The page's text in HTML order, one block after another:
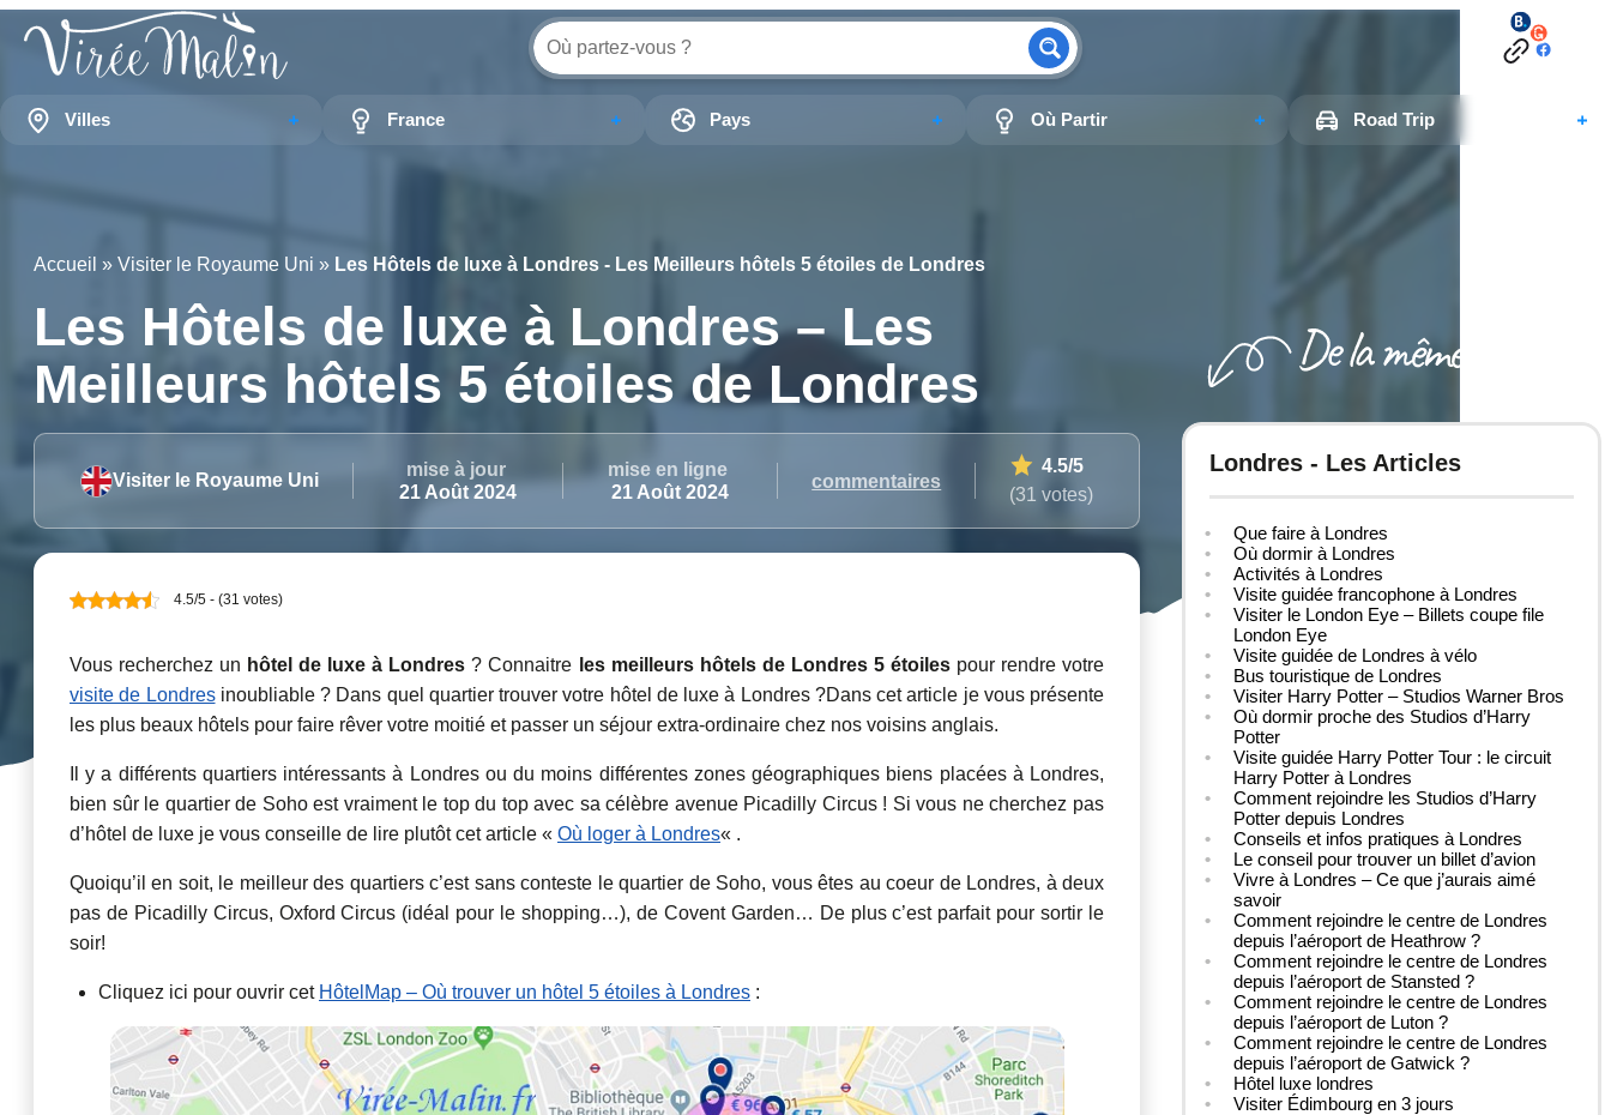
Villes France Pays Où Partir Road Trip
Accueil » Visiter le Royaume Uni » Les Hôtels de luxe à Londres - Les Meilleurs hôtels 5 étoiles de Londres
Les Hôtels de luxe à Londres – Les
Meilleurs hôtels 5 étoiles de Londres
Visiter le Royaume Uni
mise à jour
21 Août 2024
mise en ligne
21 Août 2024
commentaires
4.5/5
(31 votes)
4.5/5 - (31 votes)
Vous recherchez un hôtel de luxe à Londres ? Connaitre les meilleurs hôtels de Londres 5 étoilespour rendre votre
visite de Londresinoubliable ? Dans quel quartier trouver votre hôtel de luxe à Londres ?Dans cet article je vous présente
les plus beaux hôtels pour faire rêver votre moitié et passer un séjour extra-ordinaire chez nos voisins anglais.
Il y a différents quartiers intéressants à Londres ou du moins différentes zones géographiques biens placées à Londres,
bien sûr le quartier de Soho est vraiment le top du top avec sa célèbre avenue Picadilly Circus ! Si vous ne cherchez pas
d’hôtel de luxe je vous conseille de lire plutôt cet article « Où loger à Londres« .
Quoiqu’il en soit, le meilleur des quartiers c’est sans conteste le quartier de Soho, vous êtes au coeur de Londres, à deux
pas de Picadilly Circus, Oxford Circus (idéal pour le shopping…), de Covent Garden… De plus c’est parfait pour sortir le
soir!
Cliquez ici pour ouvrir cet HôtelMap – Où trouver un hôtel 5 étoiles à Londres :
Londres - Les Articles
Que faire à Londres
Où dormir à Londres
Activités à Londres
Visite guidée francophone à Londres
Visiter le London Eye – Billets coupe file
London Eye
Visite guidée de Londres à vélo
Bus touristique de Londres
Visiter Harry Potter – Studios Warner Bros
Où dormir proche des Studios d’Harry
Potter
Visite guidée Harry Potter Tour : le circuit
Harry Potter à Londres
Comment rejoindre les Studios d’Harry
Potter depuis Londres
Conseils et infos pratiques à Londres
Le conseil pour trouver un billet d’avion
Vivre à Londres – Ce que j’aurais aimé
savoir
Comment rejoindre le centre de Londres
depuis l’aéroport de Heathrow ?
Comment rejoindre le centre de Londres
depuis l’aéroport de Stansted ?
Comment rejoindre le centre de Londres
depuis l’aéroport de Luton ?
Comment rejoindre le centre de Londres
depuis l’aéroport de Gatwick ?
Hôtel luxe londres
Visiter Édimbourg en 3 jours